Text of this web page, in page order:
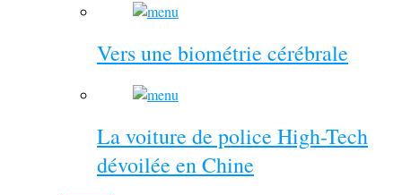
Vers une biométrie cérébrale
La voiture de police High-Tech
dévoilée en Chine